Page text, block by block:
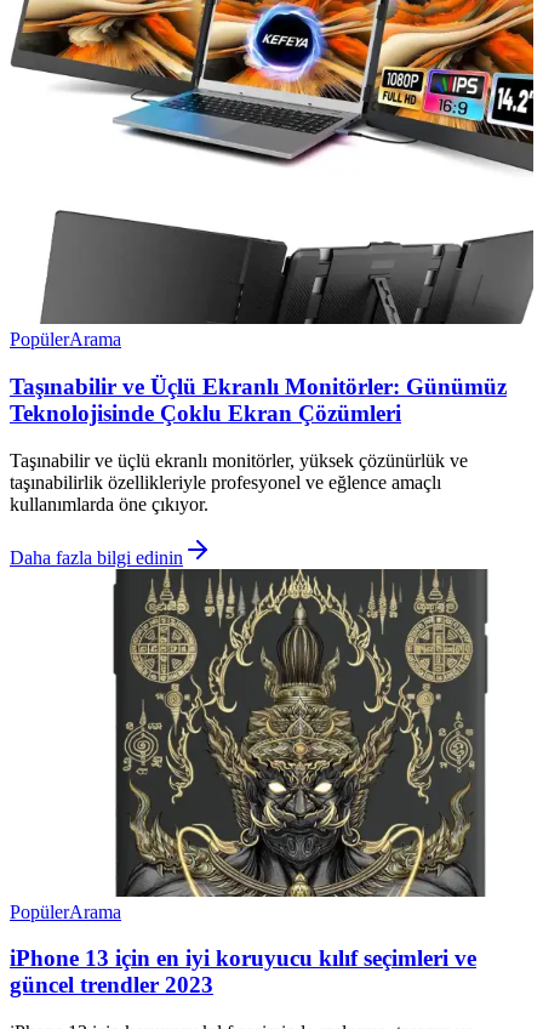
PopülerArama
Taşınabilir ve Üçlü Ekranlı Monitörler: Günümüz
Teknolojisinde Çoklu Ekran Çözümleri
Taşınabilir ve üçlü ekranlı monitörler, yüksek çözünürlük ve
taşınabilirlik özellikleriyle profesyonel ve eğlence amaçlı
kullanımlarda öne çıkıyor.
Daha fazla bilgi edinin
PopülerArama
iPhone 13 için en iyi koruyucu kılıf seçimleri ve
güncel trendler 2023